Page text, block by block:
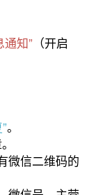
通知” （开启
。
微信二维码的